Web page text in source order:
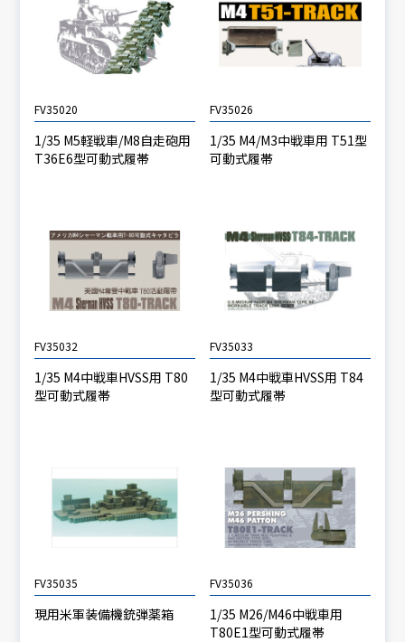
FV35020
1/35 M5軽戦車/M8自走砲用
T36E6型可動式履帯
FV35026
1/35 M4/M3中戦車用 T51型
可動式履帯
FV35032
1/35 M4中戦車HVSS用 T80
型可動式履帯
FV35033
1/35 M4中戦車HVSS用 T84
型可動式履帯
FV35035
現用米軍装備機銃弾薬箱
FV35036
1/35 M26/M46中戦車用
T80E1型可動式履帯